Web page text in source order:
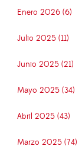
Enero 2026 (6)
Julio 2025 (11)
Junio 2025 (21)
Mayo 2025 (34)
Abril 2025 (43)
Marzo 2025 (74)